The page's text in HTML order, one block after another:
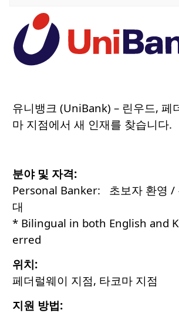
유니뱅크 (UniBank) – 린우드, 페
마 지점에서 새 인재를 찾습니다.
분야 및 자격:
Personal Banker: 초보자 환영 /
대
* Bilingual in both English and
erred
위치:
페더럴웨이 지점, 타코마 지점
지원 방법: